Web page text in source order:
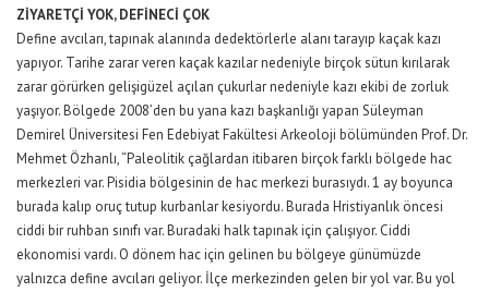
ZİYARETÇİ YOK, DEFİNECİ ÇOK
Define avcıları, tapınak alanında dedektörlerle alanı tarayıp kaçak kazı
yapıyor. Tarihe zarar veren kaçak kazılar nedeniyle birçok sütun kırılarak
zarar görürken gelişigüzel açılan çukurlar nedeniyle kazı ekibi de zorluk
yaşıyor. Bölgede 2008’den bu yana kazı başkanlığı yapan Süleyman
Demirel Üniversitesi Fen Edebiyat Fakültesi Arkeoloji bölümünden Prof. Dr.
Mehmet Özhanlı, “Paleolitik çağlardan itibaren birçok farklı bölgede hac
merkezleri var. Pisidia bölgesinin de hac merkezi burasıydı. 1 ay boyunca
burada kalıp oruç tutup kurbanlar kesiyordu. Burada Hristiyanlık öncesi
ciddi bir ruhban sınıfı var. Buradaki halk tapınak için çalışıyor. Ciddi
ekonomisi vardı. O dönem hac için gelinen bu bölgeye günümüzde
yalnızca define avcıları geliyor. İlçe merkezinden gelen bir yol var. Bu yol